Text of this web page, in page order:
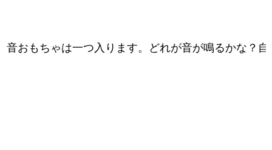
音おもちゃは一つ入ります。どれが音が鳴るかな？